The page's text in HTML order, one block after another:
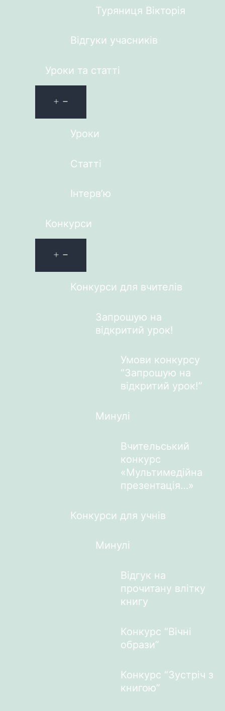
Туряниця Вікторія
Відгуки учасників
Уроки та статті
Уроки
Статті
Інтерв’ю
Конкурси
Конкурси для вчителів
Запрошую на
відкритий урок!
Умови конкурсу
“Запрошую на
відкритий урок!”
Минулі
Вчительський
конкурс
«Мультимедійна
презентація…»
Конкурси для учнів
Минулі
Відгук на
прочитану влітку
книгу
Конкурс “Вічні
образи”
Конкурс “Зустріч з
книгою”